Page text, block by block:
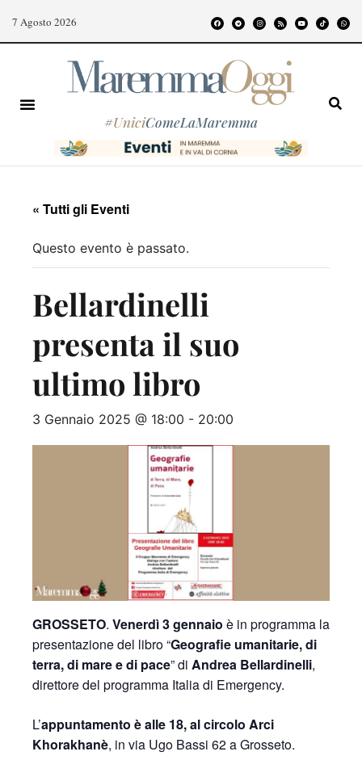
7 Agosto 2026
#UniciComeLaMaremma
« Tutti gli Eventi
Questo evento è passato.
Bellardinelli
presenta il suo
ultimo libro
3 Gennaio 2025 @ 18:00 - 20:00
GROSSETO. Venerdì 3 gennaio è in programma la
presentazione del libro “Geografie umanitarie, di
terra, di mare e di pace” di Andrea Bellardinelli,
direttore del programma Italia di Emergency.
L’appuntamento è alle 18, al circolo Arci
Khorakhanè, in via Ugo Bassi 62 a Grosseto.